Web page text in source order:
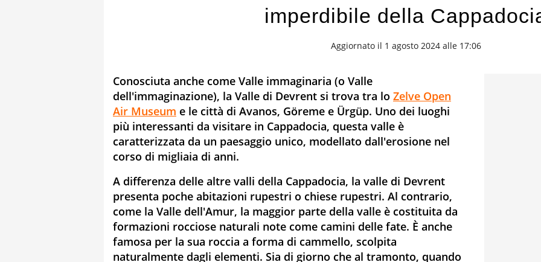
imperdibile della
Aggiornato il 1 agosto 2024 alle 17:06
Conosciuta anche come Valle immaginaria (o Valle
dell'immaginazione), la Valle di Devrent si trova tra lo Zelve Open
Air Museum e le città di Avanos, Göreme e Ürgüp. Uno dei luoghi
più interessanti da visitare in Cappadocia, questa valle è
caratterizzata da un paesaggio unico, modellato dall'erosione nel
corso di migliaia di anni.
A differenza delle altre valli della Cappadocia, la valle di Devrent
presenta poche abitazioni rupestri o chiese rupestri. Al contrario,
come la Valle dell'Amur, la maggior parte della valle è costituita da
formazioni rocciose naturali note come camini delle fate. È anche
famosa per la sua roccia a forma di cammello, scolpita
naturalmente dagli elementi. Sia di giorno che al tramonto, quando